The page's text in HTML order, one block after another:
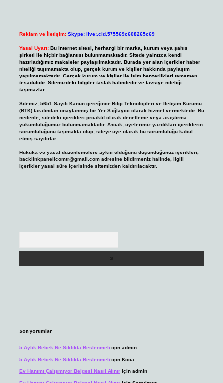
Reklam ve İletişim: Skype: live:.cid.575569c608265c69
Yasal Uyarı: Bu internet sitesi, herhangi bir marka, kurum veya şahıs
şirketi ile hiçbir bağlantısı bulunmamaktadır. Sitede yalnızca kendi
hazırladığımız makaleler paylaşılmaktadır. Burada yer alan içerikler haber
niteliği taşımamakta olup, gerçek kurum ve kişiler hakkında paylaşım
yapılmamaktadır. Gerçek kurum ve kişiler ile isim benzerlikleri tamamen
tesadüfidir. Sitemizdeki bilgiler taslak halindedir ve tavsiye niteliği
taşımazlar.
Sitemiz, 5651 Sayılı Kanun gereğince Bilgi Teknolojileri ve İletişim Kurumu
(BTK) tarafından onaylanmış bir Yer Sağlayıcı olarak hizmet vermektedir. Bu
nedenle, sitedeki içerikleri proaktif olarak denetleme veya araştırma
yükümlülüğümüz bulunmamaktadır. Ancak, üyelerimiz yazdıkları içeriklerin
sorumluluğunu taşımakta olup, siteye üye olarak bu sorumluluğu kabul
etmiş sayılırlar.
Hukuka ve yasal düzenlemelere aykırı olduğunu düşündüğünüz içerikleri,
backlinkpanelicomtr@gmail.comadresine bildirmeniz halinde, ilgili
içerikler yasal süre içerisinde sitemizden kaldırılacaktır.
Son yorumlar
5 Aylık Bebek Ne Sıklıkta Beslenmeli için admin
5 Aylık Bebek Ne Sıklıkta Beslenmeli için Koca
Ev Hanımı Çalışmıyor Belgesi Nasıl Alınıriçin admin